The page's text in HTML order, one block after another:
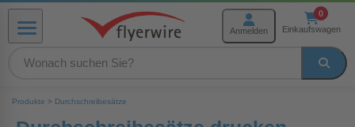
Zum Inhalt springen
Menü Anmelden
0
Einkaufswagen
Produkte > Durchschreibesätze